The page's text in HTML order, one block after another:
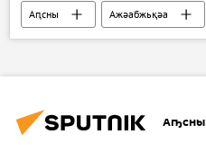
Аԥсны Ажәабжьқәа
Аслан Бжьаниа
Аҧсны